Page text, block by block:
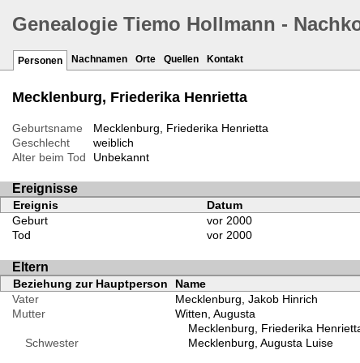
Genealogie Tiemo Hollmann -
Personen Nachnamen Orte Quellen Kontakt
Mecklenburg, Friederika Henrietta
Geburtsname
Mecklenburg, Friederika Henrietta
Geschlecht
weiblich
Alter beim Tod
Unbekannt
Ereignisse
Ereignis Datum
Geburt
vor 2000
Tod
vor 2000
Eltern
Beziehung zur Hauptperson Name
Vater
Mecklenburg, Jakob Hinrich
Mutter
Witten, Augusta
Mecklenburg, Friederika
Schwester
Mecklenburg, Augusta Luise